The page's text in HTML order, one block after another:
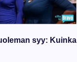
syy: Kuinka